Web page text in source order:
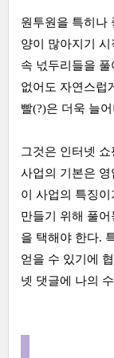
원투원을 특히나
양이 많아지기
속 넋두리들을
없어도 자연스럽
빨(?)은 더욱 늘
그것은 인터넷
사업의 기본은
이 사업의 특징
만들기 위해 풀
을 택해야 한다.
얻을 수 있기에
넷 댓글에 나의